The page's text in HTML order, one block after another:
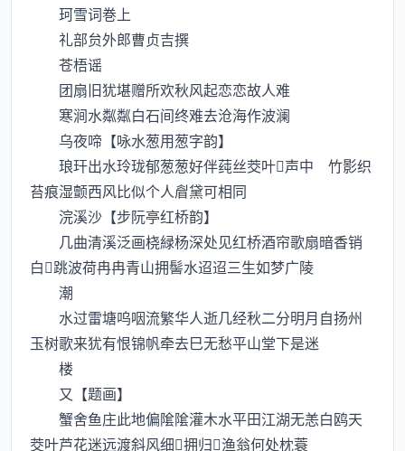
珂雪词巻上
礼部贠外郎曹贞吉撰
苍梧谣
团扇旧犹堪赠所欢秋风起恋恋故人难
寒涧水粼粼白石间终难去沧海作波澜
乌夜啼【咏水葱用葱字韵】
琅玕出水玲珑郁葱葱好伴莼丝茭叶声中 竹影织
苔痕湿颤西风比似个人睂黛可相同
浣溪沙【步阮亭红桥韵】
几曲清溪泛画桡緑杨深处见红桥酒帘歌扇暗香销
白跳波荷冉冉青山拥髻水迢迢三生如梦广陵
潮
水过雷塘呜咽流繁华人逝几经秋二分明月自扬州
玉树歌来犹有恨锦帆牵去巳无愁平山堂下是迷
楼
又【题画】
蟹舍鱼庄此地偏隂隂灌木水平田江湖无恙白鸥天
茭叶芦花迷远渡斜风细拥归渔翁何处枕蓑